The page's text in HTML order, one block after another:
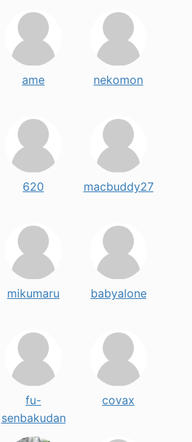
ame nekomon
620 macbuddy27
mikumaru babyalone
fu-
senbakudan
covax